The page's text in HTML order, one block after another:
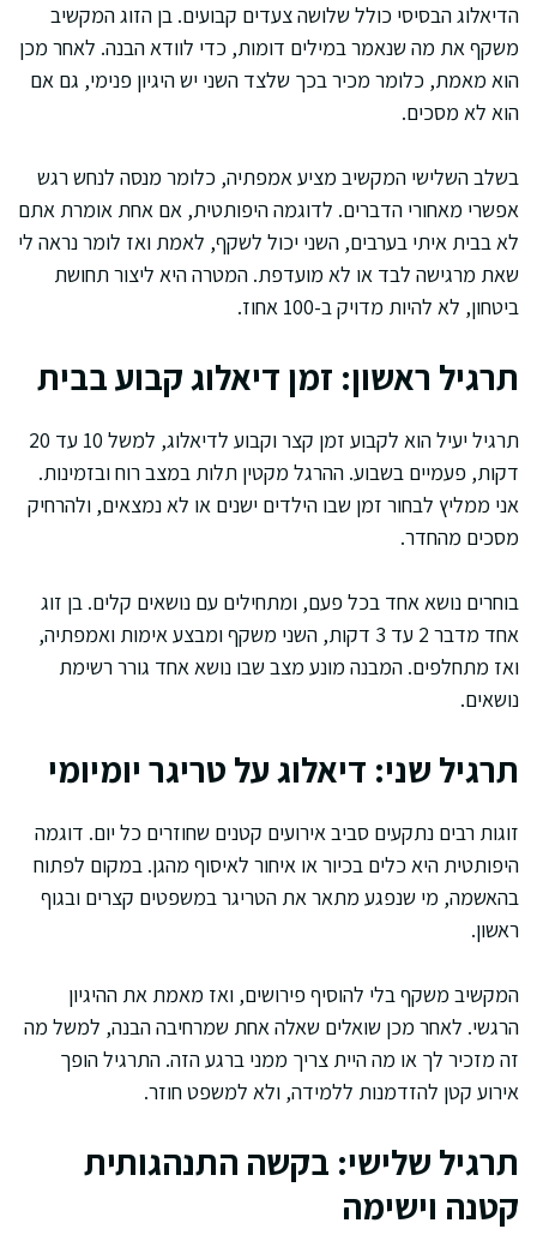
הדיאלוג הבסיסי כולל שלושה צעדים קבועים. בן הזוג המקשיב
משקף את מה שנאמר במילים דומות, כדי לוודא הבנה. לאחר מכן
הוא מאמת, כלומר מכיר בכך שלצד השני יש היגיון פנימי, גם אם
הוא לא מסכים.
בשלב השלישי המקשיב מציע אמפתיה, כלומר מנסה לנחש רגש
אפשרי מאחורי הדברים. לדוגמה היפותטית, אם אחת אומרת אתם
לא בבית איתי בערבים, השני יכול לשקף, לאמת ואז לומר נראה לי
שאת מרגישה לבד או לא מועדפת. המטרה היא ליצור תחושת
ביטחון, לא להיות מדויק ב-100 אחוז.
תרגיל ראשון: זמן דיאלוג קבוע בבית
תרגיל יעיל הוא לקבוע זמן קצר וקבוע לדיאלוג, למשל 10 עד 20
דקות, פעמיים בשבוע. ההרגל מקטין תלות במצב רוח ובזמינות.
אני ממליץ לבחור זמן שבו הילדים ישנים או לא נמצאים, ולהרחיק
מסכים מהחדר.
בוחרים נושא אחד בכל פעם, ומתחילים עם נושאים קלים. בן זוג
אחד מדבר 2 עד 3 דקות, השני משקף ומבצע אימות ואמפתיה,
ואז מתחלפים. המבנה מונע מצב שבו נושא אחד גורר רשימת
נושאים.
תרגיל שני: דיאלוג על טריגר יומיומי
זוגות רבים נתקעים סביב אירועים קטנים שחוזרים כל יום. דוגמה
היפותטית היא כלים בכיור או איחור לאיסוף מהגן. במקום לפתוח
בהאשמה, מי שנפגע מתאר את הטריגר במשפטים קצרים ובגוף
ראשון.
המקשיב משקף בלי להוסיף פירושים, ואז מאמת את ההיגיון
הרגשי. לאחר מכן שואלים שאלה אחת שמרחיבה הבנה, למשל מה
זה מזכיר לך או מה היית צריך ממני ברגע הזה. התרגיל הופך
אירוע קטן להזדמנות ללמידה, ולא למשפט חוזר.
תרגיל שלישי: בקשה התנהגותית
קטנה וישימה